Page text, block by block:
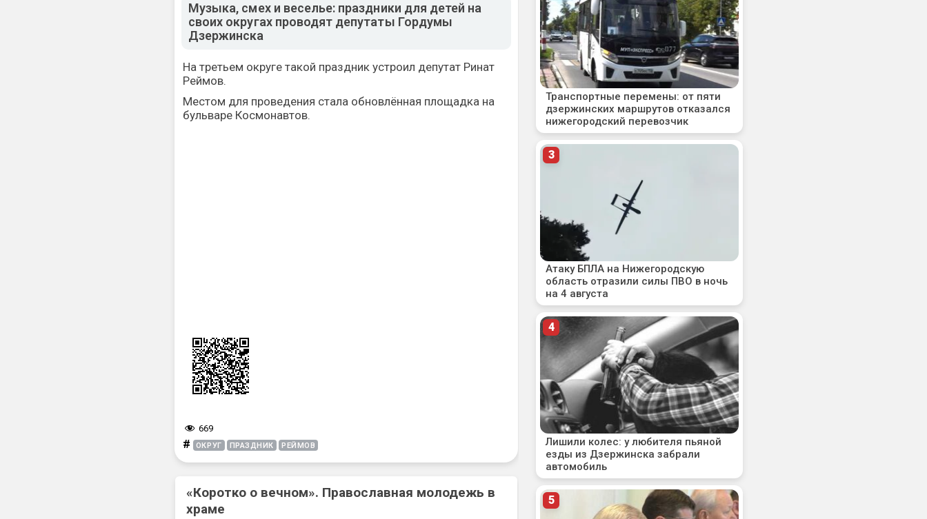
Музыка, смех и веселье: праздники для детей на
своих округах проводят депутаты Гордумы
Дзержинска
На третьем округе такой праздник устроил депутат Ринат
Реймов.
Местом для проведения стала обновлённая площадка на
бульваре Космонавтов.
669
# ОКРУГ ПРАЗДНИК РЕЙМОВ
«Коротко о вечном». Православная молодежь в
храме